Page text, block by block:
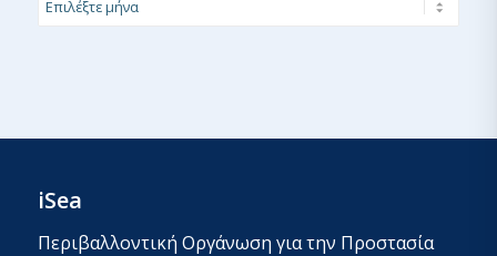
iSea
Περιβαλλοντική Οργάνωση για την Προστασία